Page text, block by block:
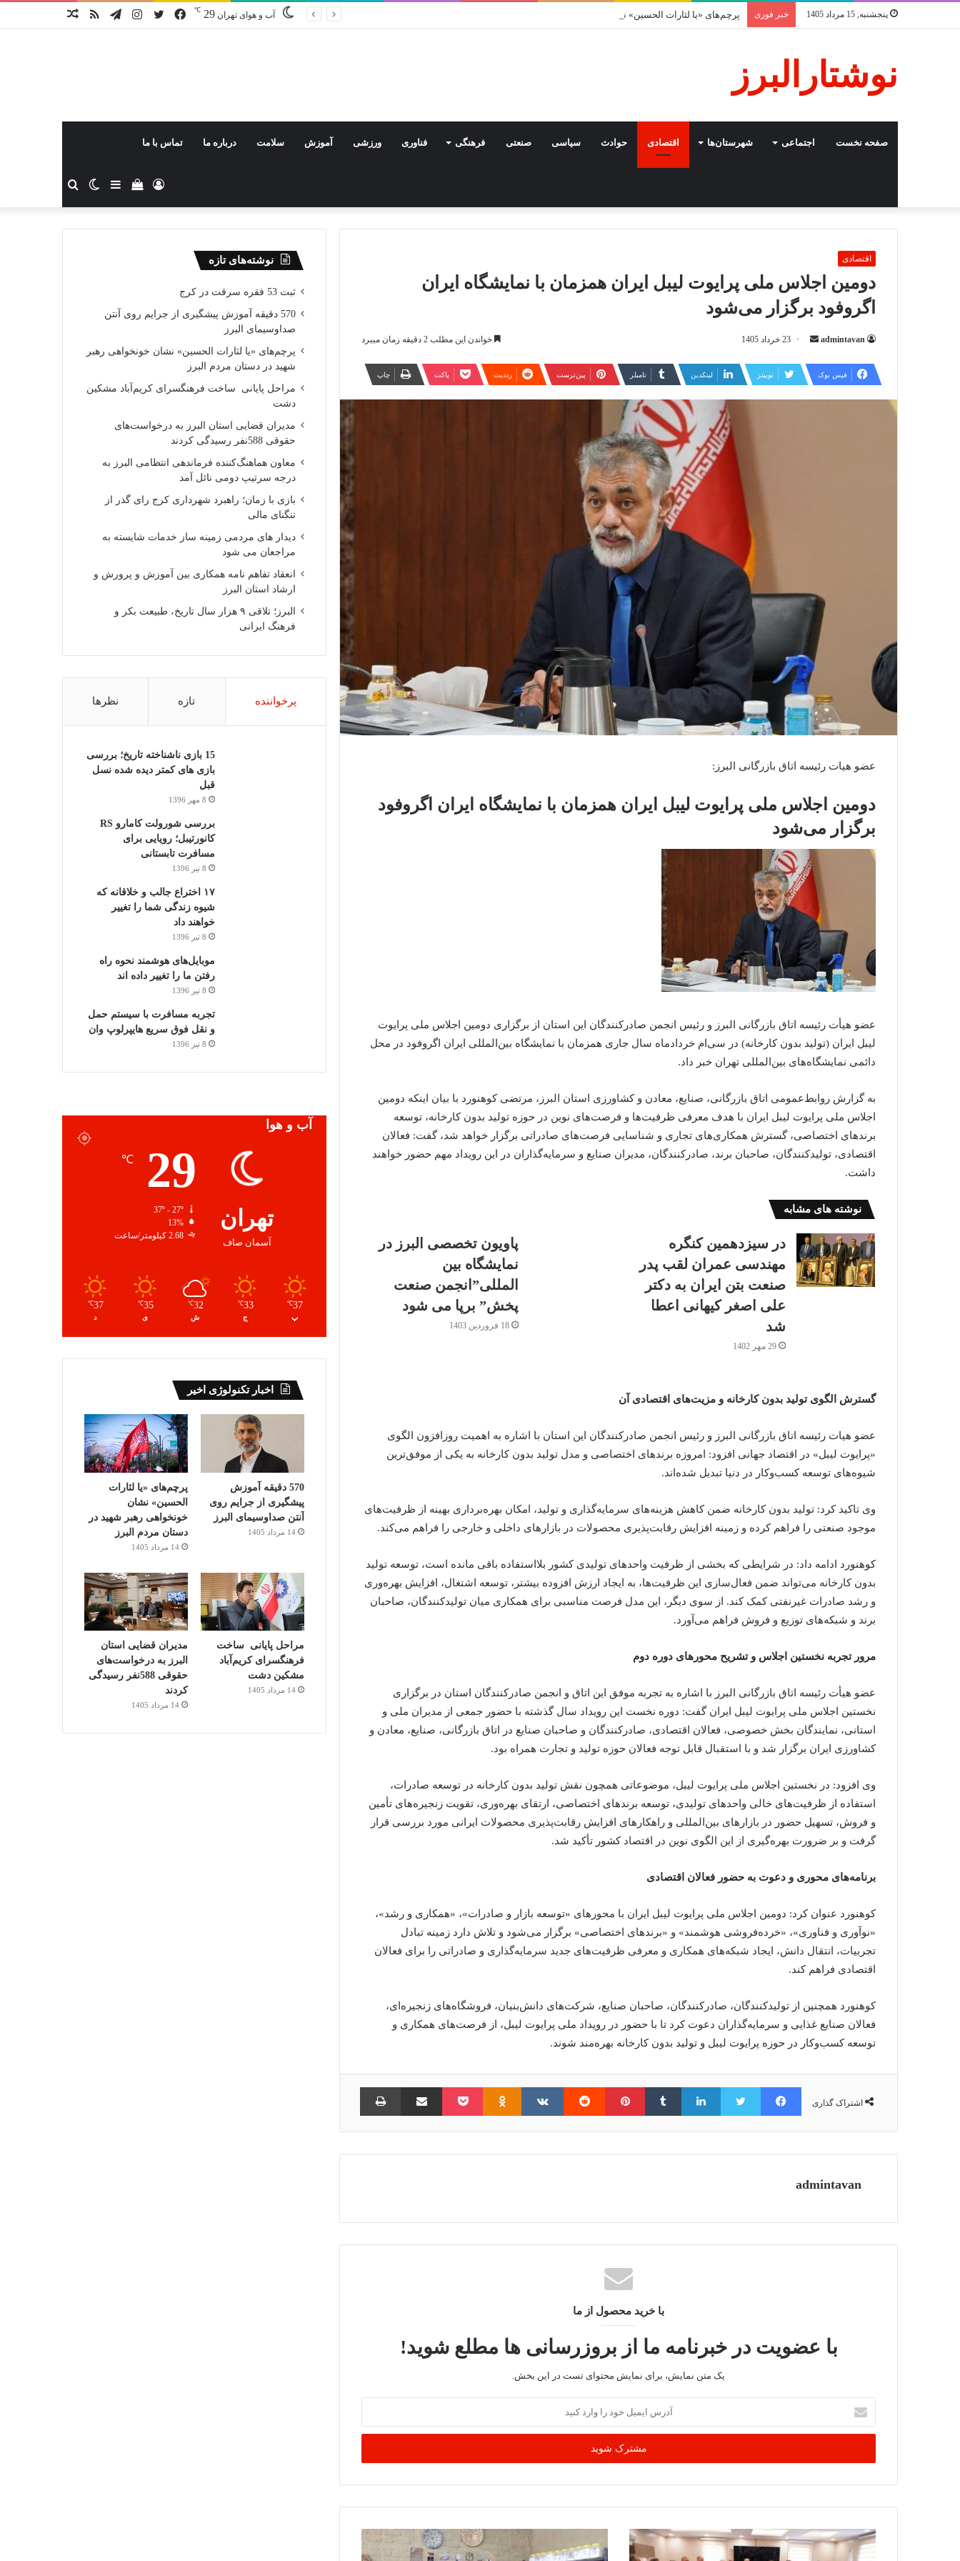
پنجشنبه, 15 مرداد 1405 خبر فوری پرچم‌های «یا لثارات الحسین» نشان خونخواهی رهبر شهید در دستان مردم البرز نوشتهخوراکتلگرام
اینستاگرامتوییتر فیس آب و هوای تهران 29
℃
نوشتارالبرز
صفحه نخست اجتماعی شهرستان‌ها اقتصادی حوادث سیاسی صنعتی فرهنگی فناوری ورزشی آموزش سلامت درباره ما تماس با ما
جستجو
برای
تغییر
پوسته
سایدباردیدن
سبد
ورود
اقتصادی
دومین اجلاس ملی پرایوت لیبل ایران همزمان با نمایشگاه ایران
اگروفود برگزار می‌شود
admintavan
ارسال23 خرداد 1405 خواندن این مطلب 2 دقیقه زمان میبرد
فیس بوک توییتر لینکدین ‫تامبلر ‫پین‌ترست ‫رددیت پاکت چاپ
عضو هیات رئیسه اتاق بازرگانی البرز:
دومین اجلاس ملی پرایوت لیبل ایران همزمان با نمایشگاه ایران اگروفود
برگزار می‌شود
عضو هیأت رئیسه اتاق بازرگانی البرز و رئیس انجمن صادرکنندگان این استان از برگزاری دومین اجلاس ملی پرایوت
لیبل ایران (تولید بدون کارخانه) در سی‌ام خردادماه سال جاری همزمان با نمایشگاه بین‌المللی ایران اگروفود در محل
دائمی نمایشگاه‌های بین‌المللی تهران خبر داد.
به گزارش روابط‌عمومی اتاق بازرگانی، صنایع، معادن و کشاورزی استان البرز، مرتضی کوهنورد با بیان اینکه دومین
اجلاس ملی پرایوت لیبل ایران با هدف معرفی ظرفیت‌ها و فرصت‌های نوین در حوزه تولید بدون کارخانه، توسعه
برندهای اختصاصی، گسترش همکاری‌های تجاری و شناسایی فرصت‌های صادراتی برگزار خواهد شد، گفت: فعالان
اقتصادی، تولیدکنندگان، صاحبان برند، صادرکنندگان، مدیران صنایع و سرمایه‌گذاران در این رویداد مهم حضور خواهند
داشت.
نوشته های مشابه
در سیزدهمین کنگره
مهندسی عمران لقب پدر
صنعت بتن ایران به دکتر
علی اصغر کیهانی اعطا
شد
29 مهر 1402
پاویون تخصصی البرز در
نمایشگاه بین
المللی”انجمن صنعت
پخش” برپا می شود
18 فروردین 1403
گسترش الگوی تولید بدون کارخانه و مزیت‌های اقتصادی آن
عضو هیات رئیسه اتاق بازرگانی البرز و رئیس انجمن صادرکنندگان این استان با اشاره به اهمیت روزافزون الگوی
«پرایوت لیبل» در اقتصاد جهانی افزود: امروزه برندهای اختصاصی و مدل تولید بدون کارخانه به یکی از موفق‌ترین
شیوه‌های توسعه کسب‌وکار در دنیا تبدیل شده‌اند.
وی تاکید کرد: تولید بدون کارخانه ضمن کاهش هزینه‌های سرمایه‌گذاری و تولید، امکان بهره‌برداری بهینه از ظرفیت‌های
موجود صنعتی را فراهم کرده و زمینه افزایش رقابت‌پذیری محصولات در بازارهای داخلی و خارجی را فراهم می‌کند.
کوهنورد ادامه داد: در شرایطی که بخشی از ظرفیت واحدهای تولیدی کشور بلااستفاده باقی مانده است، توسعه تولید
بدون کارخانه می‌تواند ضمن فعال‌سازی این ظرفیت‌ها، به ایجاد ارزش افزوده بیشتر، توسعه اشتغال، افزایش بهره‌وری
و رشد صادرات غیرنفتی کمک کند. از سوی دیگر، این مدل فرصت مناسبی برای همکاری میان تولیدکنندگان، صاحبان
برند و شبکه‌های توزیع و فروش فراهم می‌آورد.
مرور تجربه نخستین اجلاس و تشریح محورهای دوره دوم
عضو هیأت رئیسه اتاق بازرگانی البرز با اشاره به تجربه موفق این اتاق و انجمن صادرکنندگان استان در برگزاری
نخستین اجلاس ملی پرایوت لیبل ایران گفت: دوره نخست این رویداد سال گذشته با حضور جمعی از مدیران ملی و
استانی، نمایندگان بخش خصوصی، فعالان اقتصادی، صادرکنندگان و صاحبان صنایع در اتاق بازرگانی، صنایع، معادن و
کشاورزی ایران برگزار شد و با استقبال قابل توجه فعالان حوزه تولید و تجارت همراه بود.
وی افزود: در نخستین اجلاس ملی پرایوت لیبل، موضوعاتی همچون نقش تولید بدون کارخانه در توسعه صادرات،
استفاده از ظرفیت‌های خالی واحدهای تولیدی، توسعه برندهای اختصاصی، ارتقای بهره‌وری، تقویت زنجیره‌های تأمین
و فروش، تسهیل حضور در بازارهای بین‌المللی و راهکارهای افزایش رقابت‌پذیری محصولات ایرانی مورد بررسی قرار
گرفت و بر ضرورت بهره‌گیری از این الگوی نوین در اقتصاد کشور تأکید شد.
برنامه‌های محوری و دعوت به حضور فعالان اقتصادی
کوهنورد عنوان کرد: دومین اجلاس ملی پرایوت لیبل ایران با محورهای «توسعه بازار و صادرات»، «همکاری و رشد»،
«نوآوری و فناوری»، «خرده‌فروشی هوشمند» و «برندهای اختصاصی» برگزار می‌شود و تلاش دارد زمینه تبادل
تجربیات، انتقال دانش، ایجاد شبکه‌های همکاری و معرفی ظرفیت‌های جدید سرمایه‌گذاری و صادراتی را برای فعالان
اقتصادی فراهم کند.
کوهنورد همچنین از تولیدکنندگان، صادرکنندگان، صاحبان صنایع، شرکت‌های دانش‌بنیان، فروشگاه‌های زنجیره‌ای،
فعالان صنایع غذایی و سرمایه‌گذاران دعوت کرد تا با حضور در رویداد ملی پرایوت لیبل، از فرصت‌های همکاری و
توسعه کسب‌وکار در حوزه پرایوت لیبل و تولید بدون کارخانه بهره‌مند شوند.
اشتراک گذاری
فیس بوک توییتر لینکدین ‫تامبلر ‫پین‌ترست ‫رددیت ‫VKontakte
‫Odnoklassniki
پاکت اشتراک گذاری از طریق ایمیل چاپ
admintavan
با خرید محصول از ما
با عضویت در خبرنامه ما از بروزرسانی ها مطلع شوید!
یک متن نمایش، برای نمایش محتوای تست در این بخش.
ایمیل
خود
وارد
نوشته‌های تازه
ثبت 53 فقره سرقت در کرج
570 دقیقه آموزش پیشگیری از جرایم روی آنتن
صداوسیمای البرز
پرچم‌های «یا لثارات الحسین» نشان خونخواهی رهبر
شهید در دستان مردم البرز
مراحل پایانی ساخت فرهنگسرای کریم‌آباد مشکین
دشت
مدیران قضایی استان البرز به درخواست‌های
حقوقی 588نفر رسیدگی کردند
معاون هماهنگ‌کننده فرماندهی انتظامی البرز به
درجه سرتیپ دومی نائل آمد
بازی با زمان؛ راهبرد شهرداری کرج رای گذر از
تنگنای مالی
دیدار های مردمی زمینه ساز خدمات شایسته به
مراجعان می شود
انعقاد تفاهم نامه همکاری بین آموزش و پرورش و
ارشاد استان البرز
البرز؛ تلاقی ۹ هزار سال تاریخ، طبیعت بکر و
فرهنگ ایرانی
پرخواننده تازه نظرها
15 بازی ناشناخته تاریخ؛ بررسی
بازی های کمتر دیده شده نسل
قبل
8 مهر 1396
بررسی شورولت کامارو RS
کانورتیبل؛ رویایی برای
مسافرت تابستانی
8 تیر 1396
۱۷ اختراع جالب و خلاقانه که
شیوه زندگی شما را تغییر
خواهند داد
8 تیر 1396
موبایل‌های هوشمند نحوه راه
رفتن ما را تغییر داده اند
8 تیر 1396
تجربه مسافرت با سیستم حمل
و نقل فوق سریع هایپرلوپ وان
8 تیر 1396
آب و هوا
تهران
آسمان صاف
29
℃
13%
2.68 کیلومتر/ساعت
37
℃
پ
33
℃
ج
32
℃
ش
35
℃
ی
37
℃
د
اخبار تکنولوژی اخیر
570 دقیقه آموزش
پیشگیری از جرایم روی
آنتن صداوسیمای البرز
14 مرداد 1405
پرچم‌های «یا لثارات
الحسین» نشان
خونخواهی رهبر شهید در
دستان مردم البرز
14 مرداد 1405
مراحل پایانی ساخت
فرهنگسرای کریم‌آباد
مشکین دشت
14 مرداد 1405
مدیران قضایی استان
البرز به درخواست‌های
حقوقی 588نفر رسیدگی
کردند
14 مرداد 1405